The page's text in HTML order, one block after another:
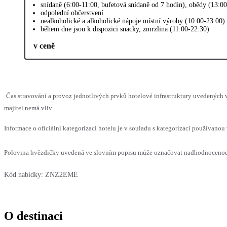
snídaně (6:00-11:00, bufetová snídaně od 7 hodin), obědy
odpolední občerstvení
nealkoholické a alkoholické nápoje místní výroby (10:00-23:00)
během dne jsou k dispozici snacky, zmrzlina (11:00-22:30)
v ceně
Čas stravování a provoz jednotlivých prvků hotelové infrastruktury uvedených
majitel nemá vliv.
Informace o oficiální kategorizaci hotelu je v souladu s kategorizací
Polovina hvězdičky uvedená ve slovním popisu může označovat
Kód nabídky: ZNZ2EME
O destinaci